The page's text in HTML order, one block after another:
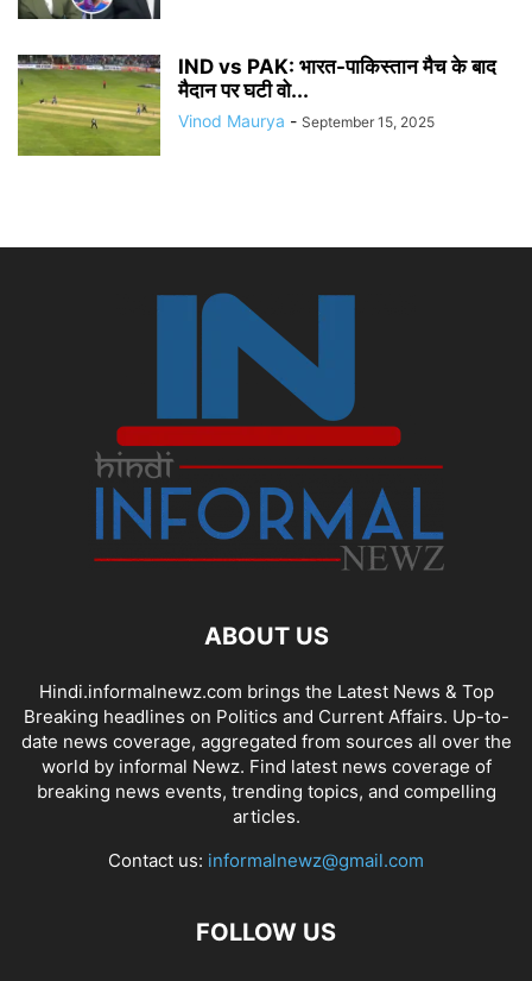
IND vs PAK: भारत-पाकिस्तान मैच के बाद
मैदान पर घटी वो...
Vinod Maurya - September 15, 2025
ABOUT US
Hindi.informalnewz.com brings the Latest News & Top
Breaking headlines on Politics and Current Affairs. Up-to-
date news coverage, aggregated from sources all over the
world by informal Newz. Find latest news coverage of
breaking news events, trending topics, and compelling
articles.
Contact us: informalnewz@gmail.com
FOLLOW US